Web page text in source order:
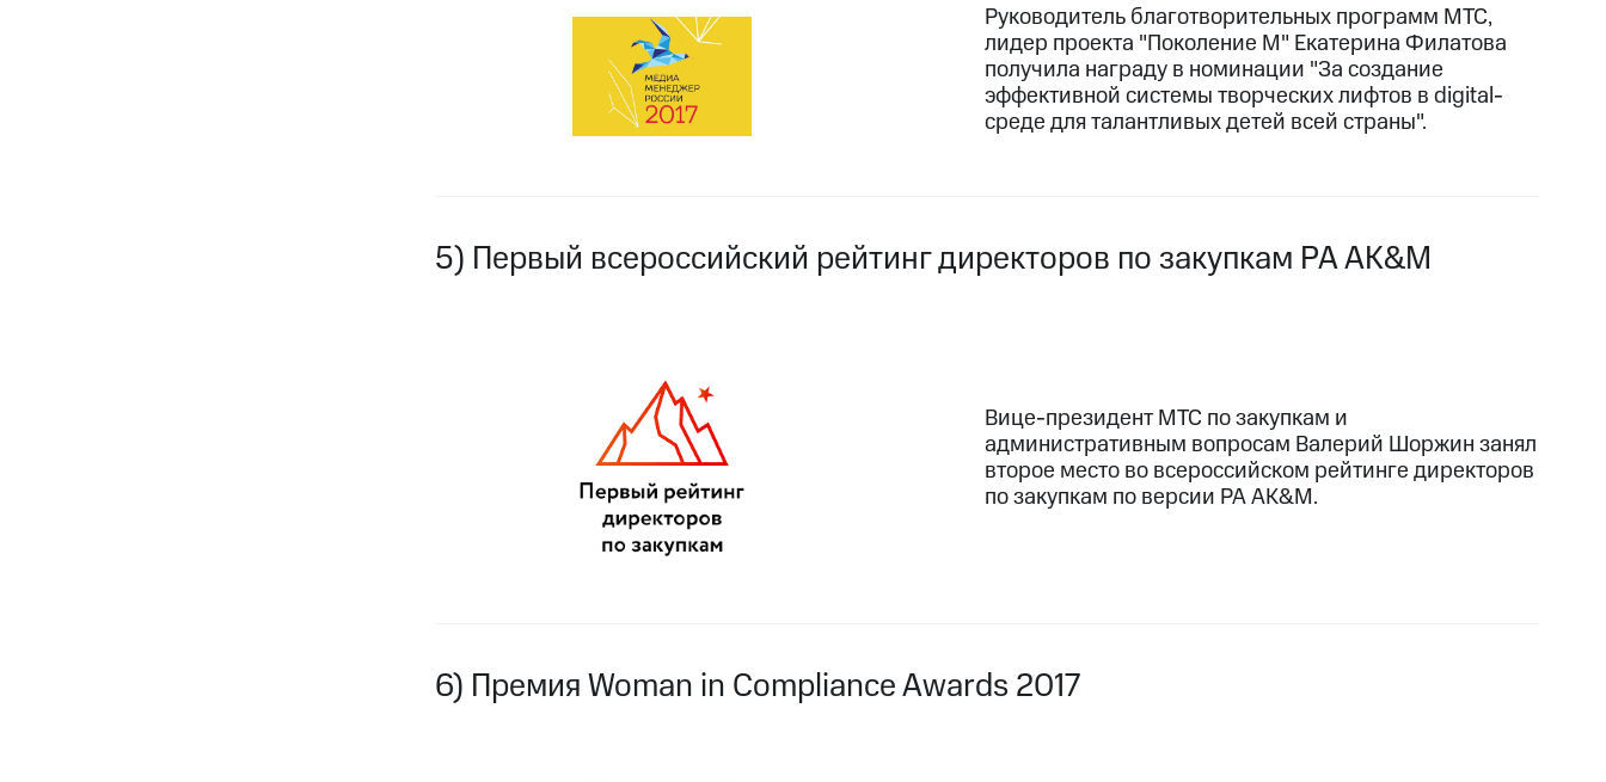
Руководитель благотворительных программ МТС,
лидер проекта "Поколение М" Екатерина Филатова
получила награду в номинации "За создание
эффективной системы творческих лифтов в digital-
среде для талантливых детей всей страны".
5) Первый всероссийский рейтинг директоров по закупкам РА AK&M
Вице-президент МТС по закупкам и
административным вопросам Валерий Шоржин занял
второе место во всероссийском рейтинге директоров
по закупкам по версии РА AK&M.
6) Премия Woman in Compliance Awards 2017